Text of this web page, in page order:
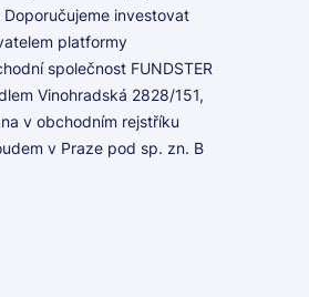
investovat
platformy
společnost FUNDSTER
Vinohradská 2828/151,
v obchodním rejstříku
v Praze pod sp. zn. B